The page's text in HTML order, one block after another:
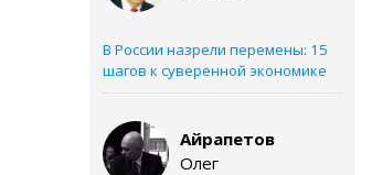
В России назрели перемены: 15
шагов к суверенной экономике
Айрапетов
Олег